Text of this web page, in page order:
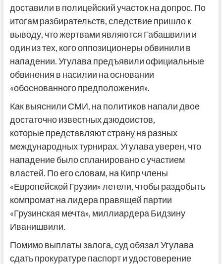
доставили в полицейский участок на допрос. По
итогам разбирательств, следствие пришло к
выводу, что жертвами являются Габашвили и
один из тех, кого оппозиционеры обвинили в
нападении. Угулава предъявили официальные
обвинения в насилии на основании
«обоснованного предположения».
Как выяснили СМИ, на политиков напали двое
достаточно известных дзюдоистов,
которые представляют страну на разных
международных турнирах. Угулава уверен, что
нападение было спланировано с участием
властей. По его словам, на Кипр члены
«Европейской Грузии» летели, чтобы раздобыть
компромат на лидера правящей партии
«Грузинская мечта», миллиардера Бидзину
Иванишвили.
Помимо выплаты залога, суд обязал Угулава
сдать прокуратуре паспорт и удостоверение